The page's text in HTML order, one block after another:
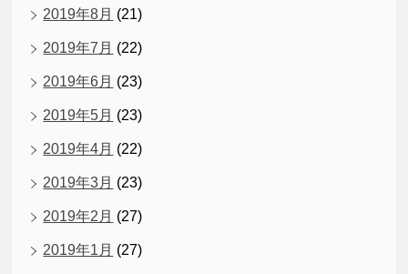
2019年8月 (21)
2019年7月 (22)
2019年6月 (23)
2019年5月 (23)
2019年4月 (22)
2019年3月 (23)
2019年2月 (27)
2019年1月 (27)